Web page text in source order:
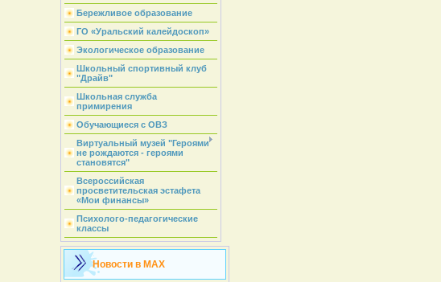
Бережливое образование
ГО «Уральский калейдоскоп»
Экологическое образование
Школьный спортивный клуб
"Драйв"
Школьная служба
примирения
Обучающиеся с ОВЗ
Виртуальный музей "Героями
не рождаются - героями
становятся"
Всероссийская
просветительская эстафета
«Мои финансы»
Психолого-педагогические
классы
Новости в MAX